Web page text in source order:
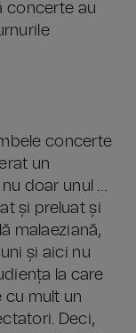
concerte au
concerte
un
doar unul …
și preluat și
malaeziană,
și aici nu
la care
mult un
Deci,